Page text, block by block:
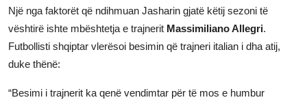
Një nga faktorët që ndihmuan Jasharin gjatë këtij sezoni të
vështirë ishte mbështetja e trajnerit Massimiliano Allegri.
Futbollisti shqiptar vlerësoi besimin që trajneri italian i dha atij,
duke thënë:
“Besimi i trajnerit ka qenë vendimtar për të mos e humbur